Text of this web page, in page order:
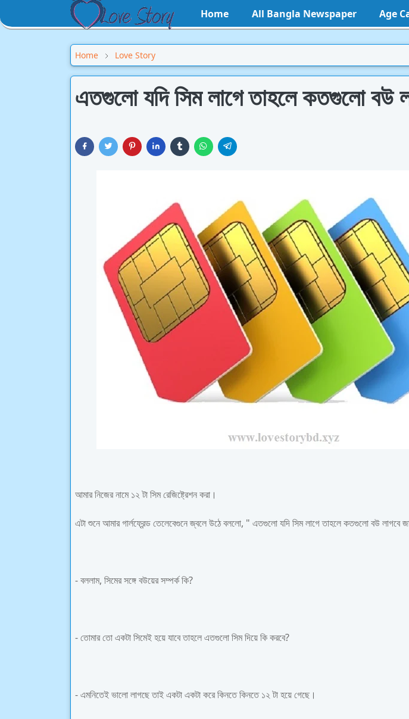
Home All Bangla Newspaper Age
Home Love Story
এতগুলো যদি সিম লাগে তাহলে কতগুলো বউ
আমার নিজের নামে ১২ টা সিম রেজিষ্ট্রেশন করা।
এটা শুনে আমার গার্লফ্রেন্ড তেলেবেগুনে জ্বলে উঠে বললো, " এতগুলো যদি সিম লাগে তাহলে কতগুলো বউ লাগবে
- বললাম, সিমের সঙ্গে বউয়ের সম্পর্ক কি?
- তোমার তো একটা সিমেই হয়ে যাবে তাহলে এতগুলো সিম দিয়ে কি করবে?
- এমনিতেই ভালো লাগছে তাই একটা একটা করে কিনতে কিনতে ১২ টা হয়ে গেছে।